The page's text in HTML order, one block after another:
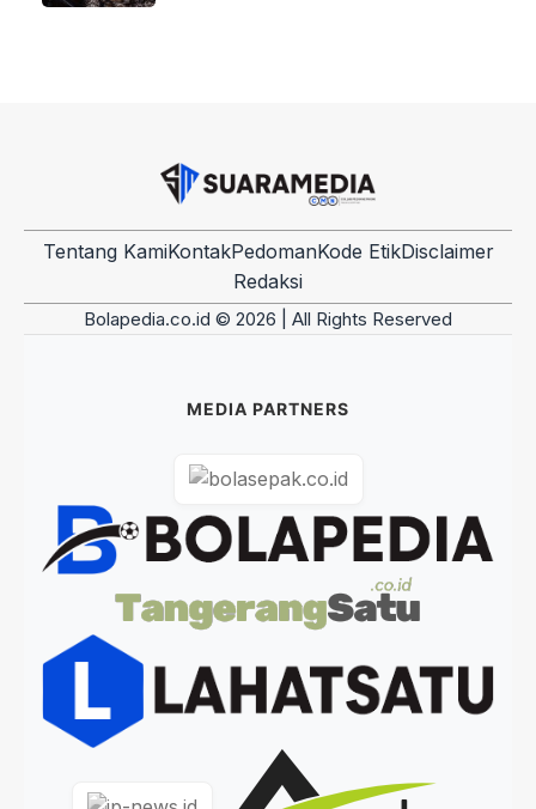
Tentang KamiKontakPedomanKode EtikDisclaimer
Redaksi
Bolapedia.co.id © 2026 | All Rights Reserved
MEDIA PARTNERS